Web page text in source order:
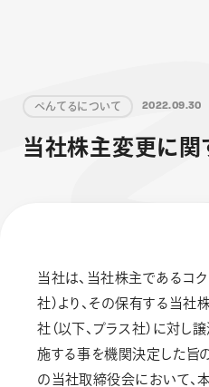
マーカー
シャープペン
その他
メッセージ
ぺんて るに ついて 2022.09.30
当社株主変更に 関
当社は、当社株主であるコ
社）より、その保有する当社
社（以下、プラス社）に対し
施する事を機関決定した旨
の当社取締役会において、